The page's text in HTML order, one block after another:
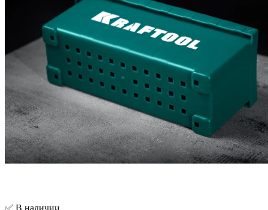
✅ В наличии